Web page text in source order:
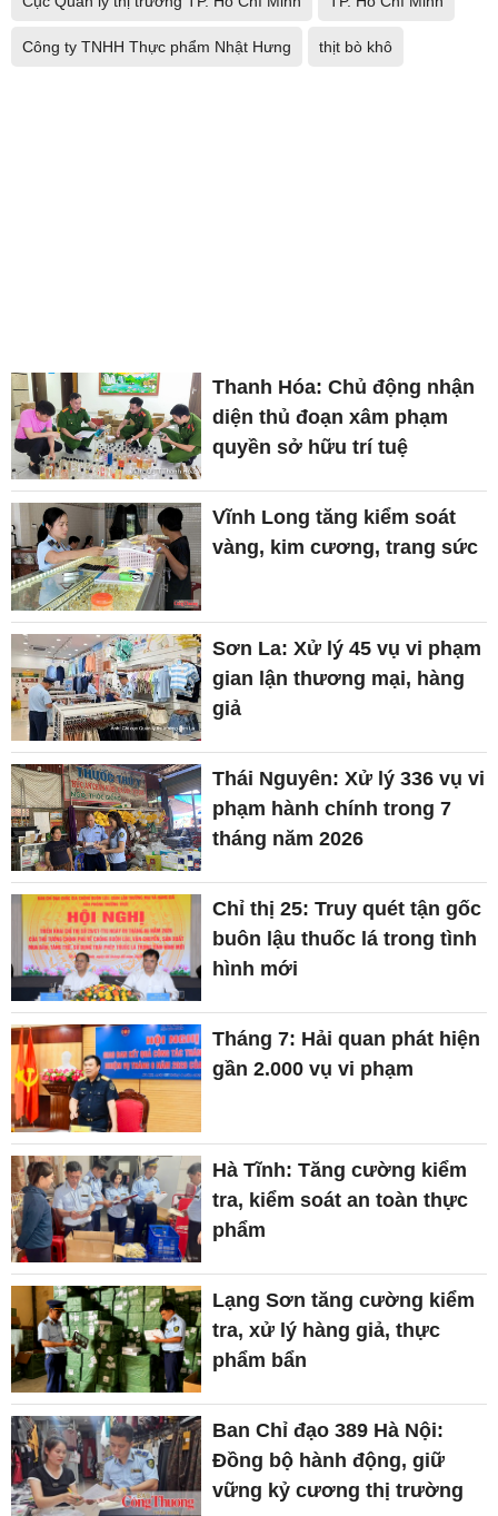
Công ty TNHH Thực phẩm Nhật Hưng thịt bò khô
Thanh Hóa: Chủ động nhận
diện thủ đoạn xâm phạm
quyền sở hữu trí tuệ
Vĩnh Long tăng kiểm soát
vàng, kim cương, trang sức
Sơn La: Xử lý 45 vụ vi phạm
gian lận thương mại, hàng
giả
Thái Nguyên: Xử lý 336 vụ vi
phạm hành chính trong 7
tháng năm 2026
Chỉ thị 25: Truy quét tận gốc
buôn lậu thuốc lá trong tình
hình mới
Tháng 7: Hải quan phát hiện
gần 2.000 vụ vi phạm
Hà Tĩnh: Tăng cường kiểm
tra, kiểm soát an toàn thực
phẩm
Lạng Sơn tăng cường kiểm
tra, xử lý hàng giả, thực
phẩm bẩn
Ban Chỉ đạo 389 Hà Nội:
Đồng bộ hành động, giữ
vững kỷ cương thị trường